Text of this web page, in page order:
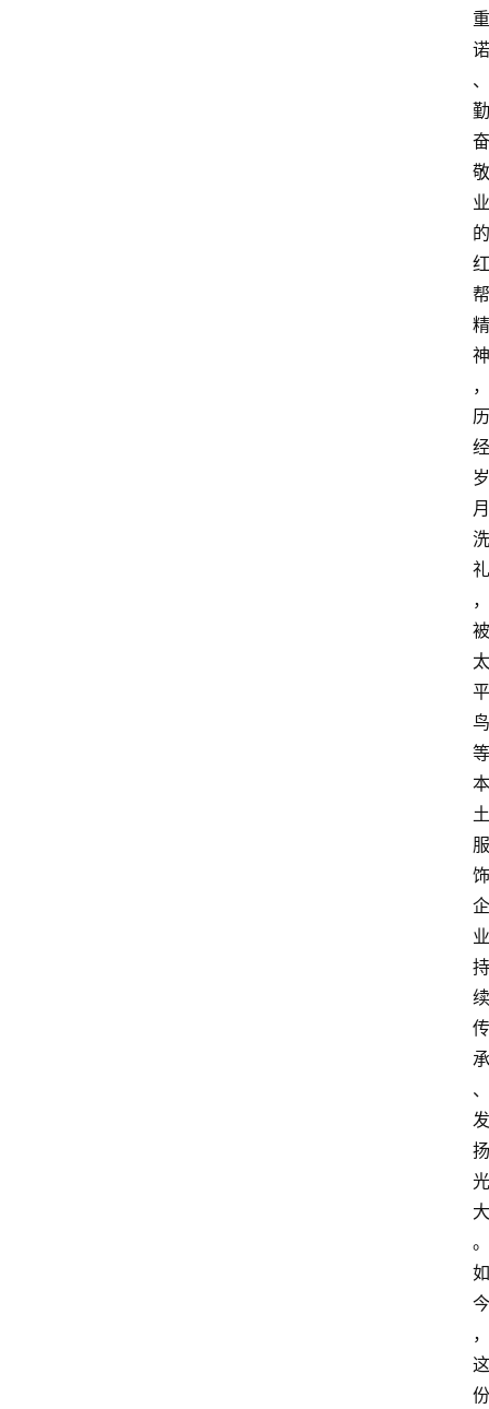
重
诺
、
勤
奋
敬
业
的
红
帮
精
神
，
历
经
岁
月
洗
礼
，
被
太
平
鸟
等
本
土
服
饰
企
业
持
续
传
承
、
发
扬
光
大
。
如
今
，
这
份